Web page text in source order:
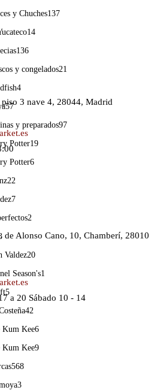
piso 3 nave 4, 28044, Madrid
de Alonso Cano, 10, Chamberí, 28010
a 20 Sábado 10 - 14
y Chuches137
14
136
y congelados21
4
57
y preparados97
Potter19
Potter6
22
7
2
Valdez20
Season's1
5
42
Kum Kee6
Kum Kee9
568
3